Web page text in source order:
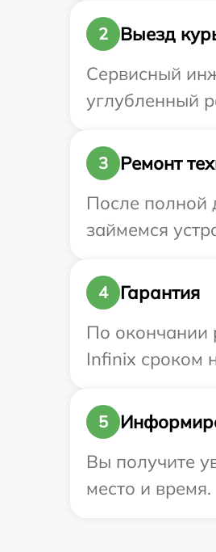
2
Выезд
Сервисный
углубленный
3
Ремонт
После полной
займемся
4
Гарантия
По окончании
Infinix сроком
5
Вы получите
место и время.